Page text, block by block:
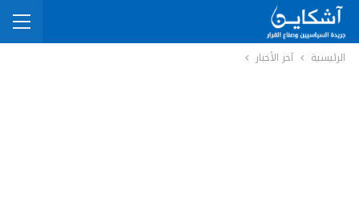
الرئيسية آخر الأخبار